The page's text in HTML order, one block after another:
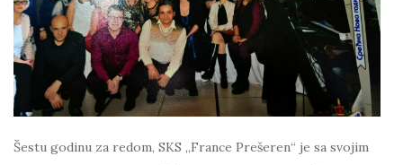
Šestu godinu za redom, SKS „France Prešeren“ je sa svojim